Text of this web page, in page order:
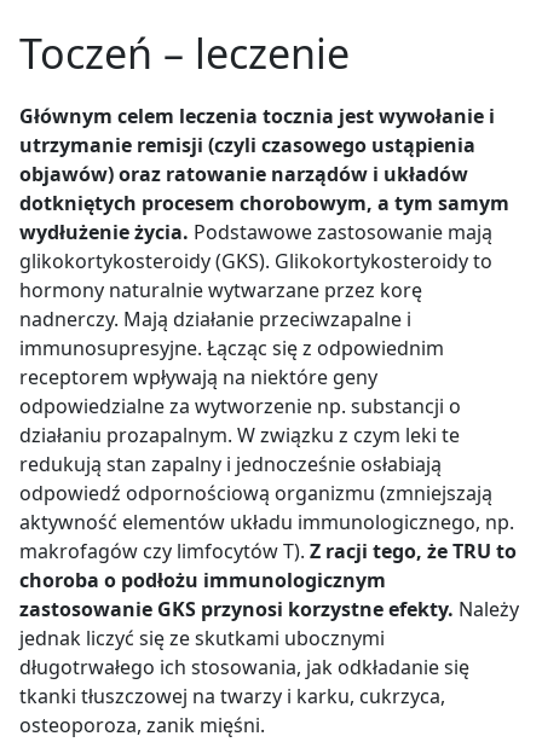
Toczeń – leczenie
Głównym celem leczenia tocznia jest wywołanie i
utrzymanie remisji (czyli czasowego ustąpienia
objawów) oraz ratowanie narządów i układów
dotkniętych procesem chorobowym, a tym samym
wydłużenie życia. Podstawowe zastosowanie mają
glikokortykosteroidy (GKS). Glikokortykosteroidy to
hormony naturalnie wytwarzane przez korę
nadnerczy. Mają działanie przeciwzapalne i
immunosupresyjne. Łącząc się z odpowiednim
receptorem wpływają na niektóre geny
odpowiedzialne za wytworzenie np. substancji o
działaniu prozapalnym. W związku z czym leki te
redukują stan zapalny i jednocześnie osłabiają
odpowiedź odpornościową organizmu (zmniejszają
aktywność elementów układu immunologicznego, np.
makrofagów czy limfocytów T). Z racji tego, że TRU to
choroba o podłożu immunologicznym
zastosowanie GKS przynosi korzystne efekty. Należy
jednak liczyć się ze skutkami ubocznymi
długotrwałego ich stosowania, jak odkładanie się
tkanki tłuszczowej na twarzy i karku, cukrzyca,
osteoporoza, zanik mięśni.